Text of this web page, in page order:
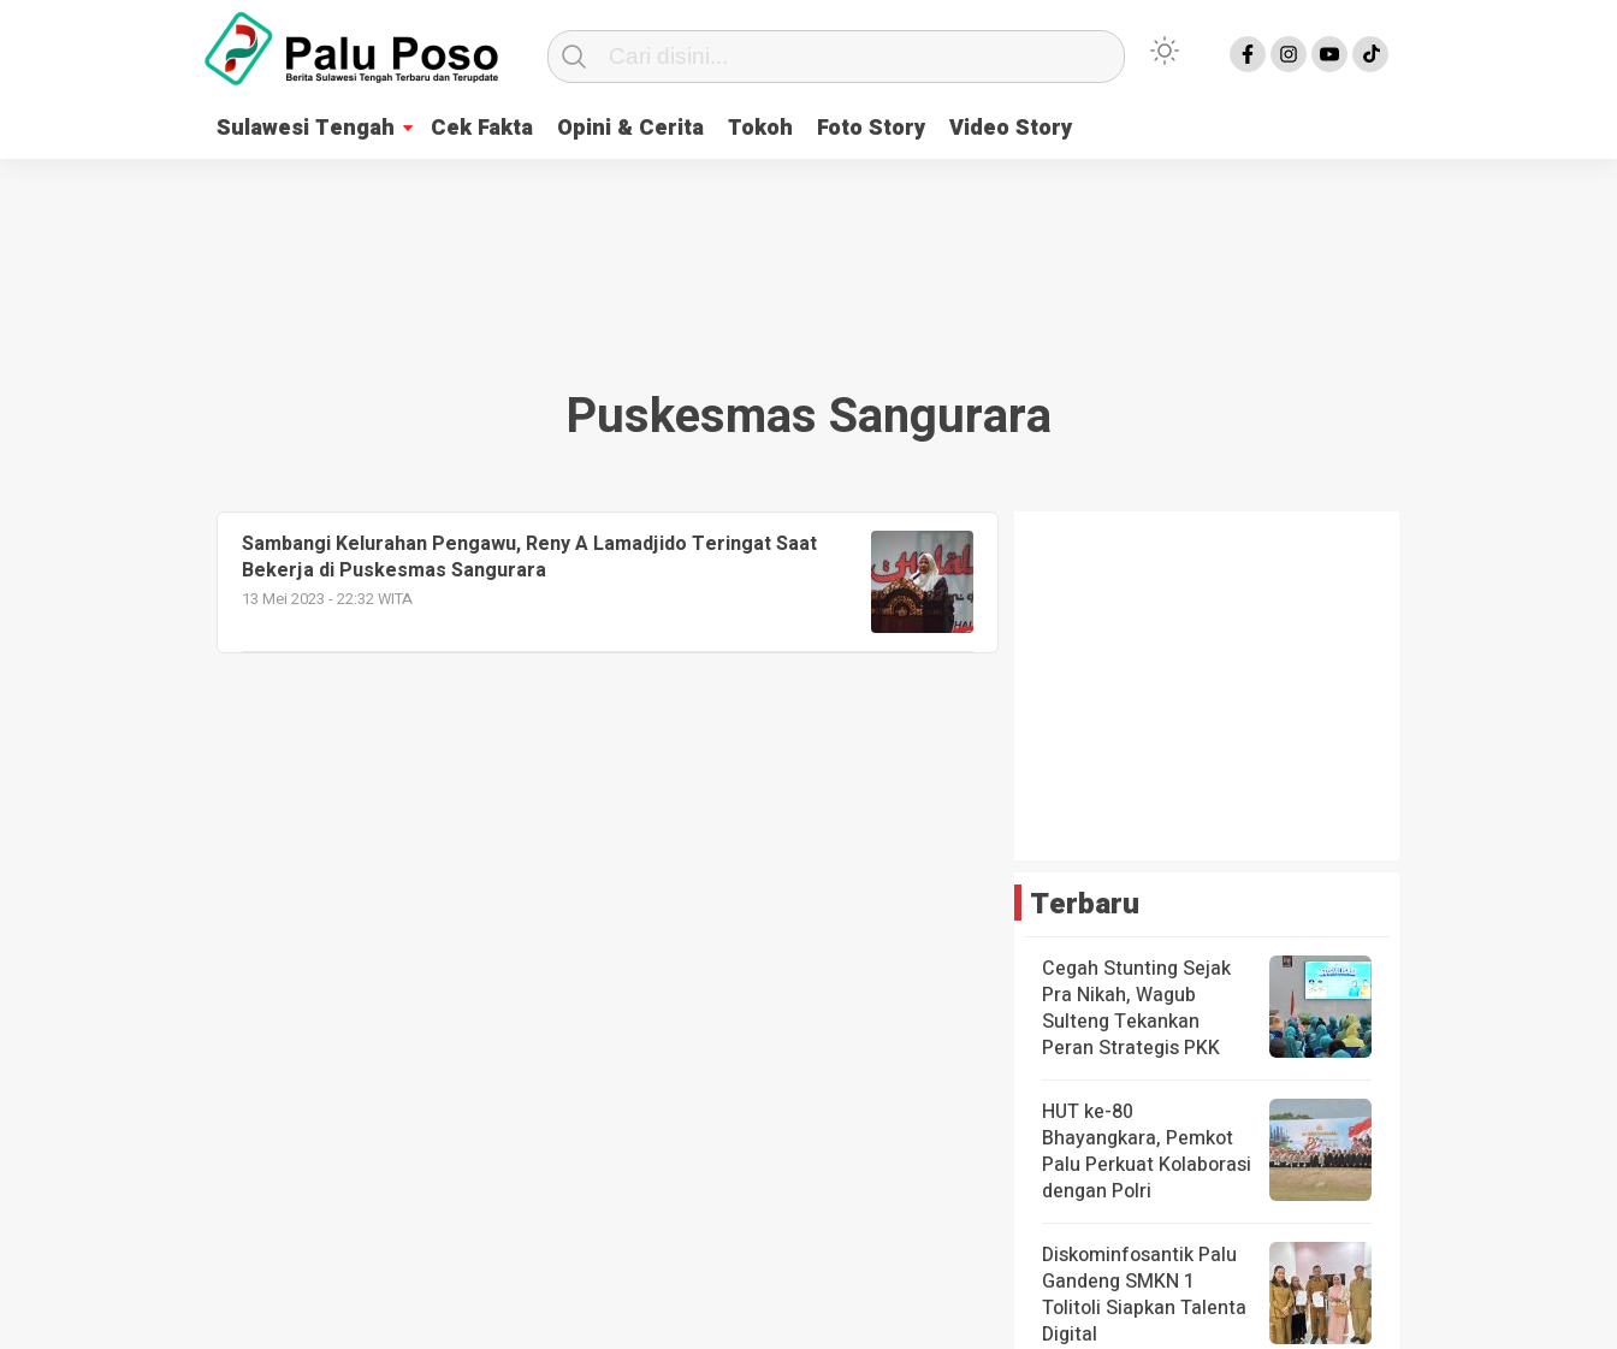
Sulawesi Tengah Cek Fakta Opini & Cerita Tokoh Foto Story Video Story
Puskesmas Sangurara
Sambangi Kelurahan Pengawu, Reny A Lamadjido Teringat Saat
Bekerja di Puskesmas Sangurara
13 Mei 2023 - 22:32 WITA
Terbaru
Cegah Stunting Sejak
Pra Nikah, Wagub
Sulteng Tekankan
Peran Strategis PKK
HUT ke-80
Bhayangkara, Pemkot
Palu Perkuat Kolaborasi
dengan Polri
Diskominfosantik Palu
Gandeng SMKN 1
Tolitoli Siapkan Talenta
Digital